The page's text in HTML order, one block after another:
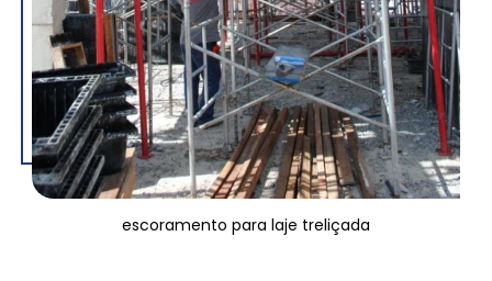
escoramento para laje treliçada